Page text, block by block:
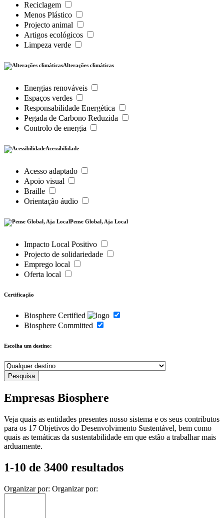
Reciclagem
Menos Plástico
Projecto animal
Artigos ecológicos
Limpeza verde
Alterações climáticas
Energias renováveis
Espaços verdes
Responsabilidade Energética
Pegada de Carbono Reduzida
Controlo de energia
Acessibilidade
Acesso adaptado
Apoio visual
Braille
Orientação áudio
Pense Global, Aja Local
Impacto Local Positivo
Projecto de solidariedade
Emprego local
Oferta local
Certificação
Biosphere Certified
Biosphere Committed
Escolha um destino:
Empresas Biosphere
Veja quais as entidades presentes nosso sistema e os seus contributos
para os 17 Objetivos do Desenvolvimento Sustentável, bem como
quais as temáticas da sustentabilidade em que estão a trabalhar mais
arduamente.
1-10 de 3400 resultados
Organizar por: Organizar por: